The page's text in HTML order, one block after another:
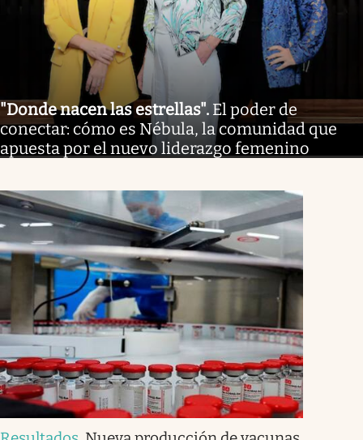
"Donde nacen las estrellas". El poder de
conectar: cómo es Nébula, la comunidad que
apuesta por el nuevo liderazgo femenino